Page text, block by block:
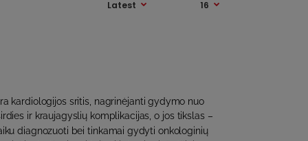
kardiologijos sritis, nagrinėjanti gydymo nuo
ir kraujagyslių komplikacijas, o jos tikslas –
diagnozuoti bei tinkamai gydyti onkologinių